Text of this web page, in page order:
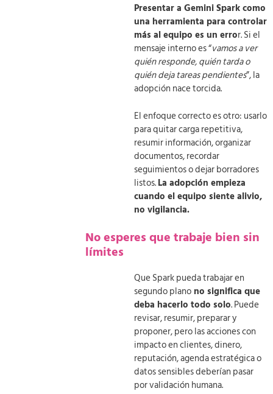
Presentar a Gemini Spark como
una herramienta para controlar
más al equipo es un error. Si el
mensaje interno es “vamos a ver
quién responde, quién tarda o
quién deja tareas pendientes”, la
adopción nace torcida.
El enfoque correcto es otro: usarlo
para quitar carga repetitiva,
resumir información, organizar
documentos, recordar
seguimientos o dejar borradores
listos.La adopción empieza
cuando el equipo siente alivio,
no vigilancia.
No esperes que trabaje bien sin
límites
Que Spark pueda trabajar en
segundo plano no significa que
deba hacerlo todo solo. Puede
revisar, resumir, preparar y
proponer, pero las acciones con
impacto en clientes, dinero,
reputación, agenda estratégica o
datos sensibles deberían pasar
por validación humana.